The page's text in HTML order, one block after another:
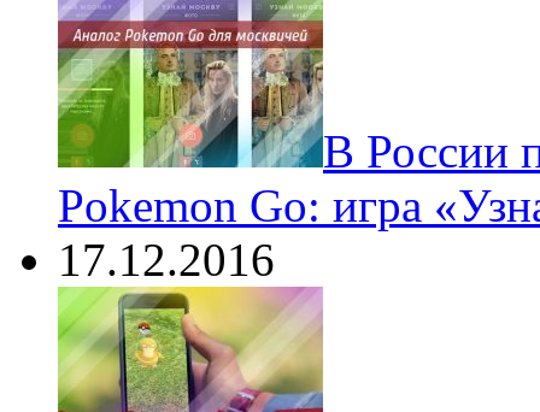
В России
Pokemon Go: игра
17.12.2016